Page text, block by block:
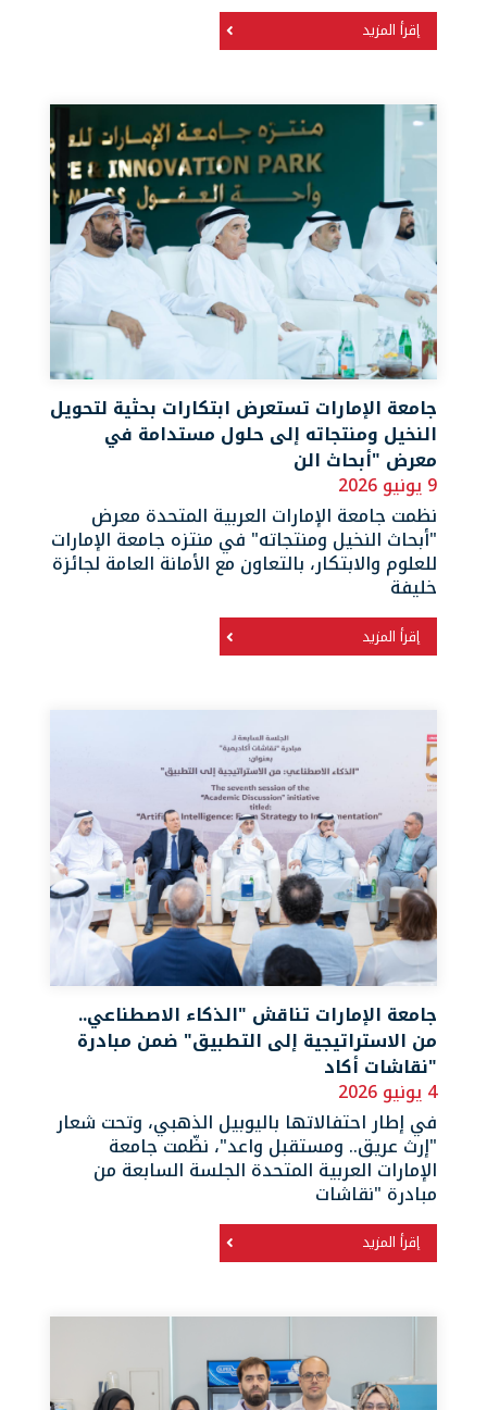
إقرأ المزيد
جامعة الإمارات تستعرض ابتكارات بحثية لتحويل
النخيل ومنتجاته إلى حلول مستدامة في
معرض "أبحاث الن
9 يونيو 2026
نظمت جامعة الإمارات العربية المتحدة معرض
"أبحاث النخيل ومنتجاته" في منتزه جامعة الإمارات
للعلوم والابتكار، بالتعاون مع الأمانة العامة لجائزة
خليفة
إقرأ المزيد
جامعة الإمارات تناقش "الذكاء الاصطناعي..
من الاستراتيجية إلى التطبيق" ضمن مبادرة
"نقاشات أكاد
4 يونيو 2026
في إطار احتفالاتها باليوبيل الذهبي، وتحت شعار
"إرث عريق.. ومستقبل واعد"، نظّمت جامعة
الإمارات العربية المتحدة الجلسة السابعة من
مبادرة "نقاشات
إقرأ المزيد